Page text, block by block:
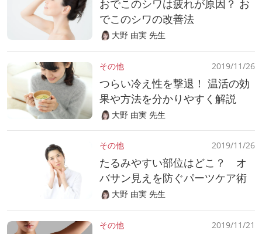
おでこのシワは疲れが原因？ お
でこのシワの改善法
大野 由実 先生
その他 2019/11/26
つらい冷え性を撃退！ 温活の効
果や方法を分かりやすく解説
大野 由実 先生
その他 2019/11/26
たるみやすい部位はどこ？ オ
バサン見えを防ぐパーツケア術
大野 由実 先生
その他 2019/11/21